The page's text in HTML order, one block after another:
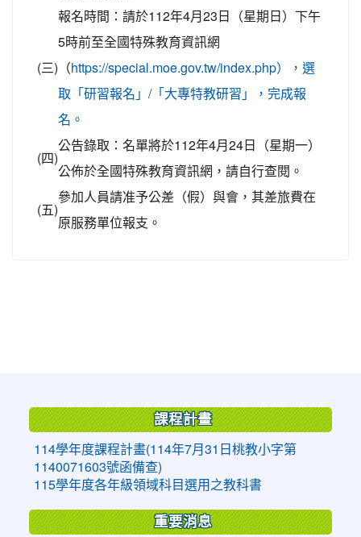
(三)
報名時間：請於112年4月23日（星期日）下午
5時前至全國特殊教育資訊網
（https://special.moe.gov.tw/index.php），選
取「研習報名」/「大專特教研習」，完成報
名。
(四)
公告錄取：名單將於112年4月24日（星期一）
公佈於全國特殊教育資訊網，請自行查閱。
(五)
參加人員請准予公差（假）與會，其差旅費在
原服務單位報支。
課程計畫
114學年度課程計畫(114年7月31日桃教小字第
1140071603號函備查)
115學年度各年級領域科目選用之教科書
重要消息